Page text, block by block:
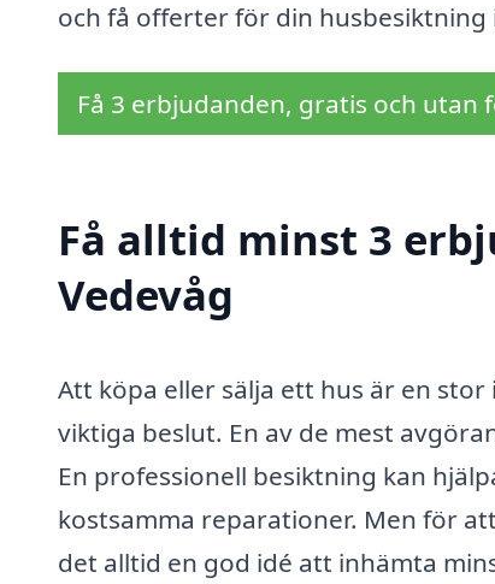
och få offerter för din husbesiktning
Få 3 erbjudanden, gratis och utan
Få alltid minst 3
Vedevåg
Att köpa eller sälja ett hus är en
viktiga beslut. En av de mest
En professionell besiktning kan
kostsamma reparationer. Men för
det alltid en god idé att inhämta